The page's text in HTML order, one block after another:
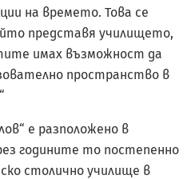
на времето. Това се
представя училището,
имах възможност да
пространство в
е разположено в
годините то постепенно
столично училище в